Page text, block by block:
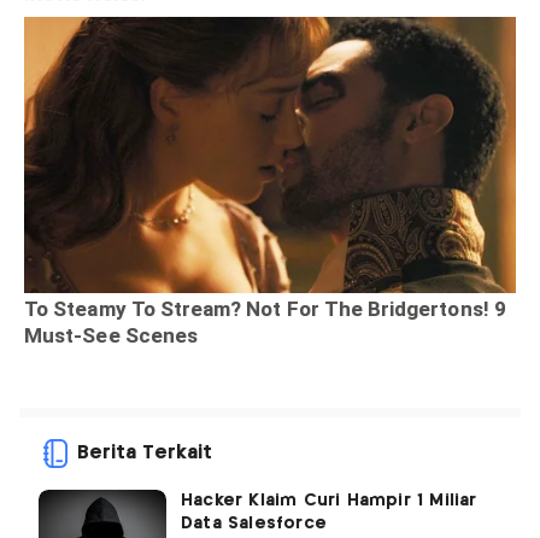
Berita Terkait
Hacker Klaim Curi Hampir 1 Miliar
Data Salesforce